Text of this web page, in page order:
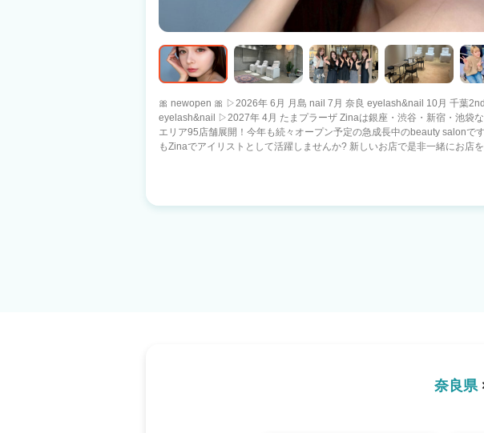
🎀 newopen 🎀 ▷2026年 6月 月島 nail 7月 奈良 eyelash&nail 10月 千葉2nd
eyelash&nail ▷2027年 4月 たまプラーザ Zinaは銀座・渋谷・新宿・池袋など人気な
エリア95店舗展開！今年も続々オープン予定の急成長中のbeauty salonです♪ あな
もZinaでアイリストとして活躍しませんか? 新しいお店で是非一緒にお店
♪≫ ☆★あなたが活躍できるようにバックアップ★☆ ✅新しいお店でノビノビと働き
私生活も充実させたい ✅家庭と両立したい ✅月50万以上の報酬実績多数！！ ワーク
イフバランスによってキャリアチェンジ、 また正社員⇔業務委託の契約変
奈良県